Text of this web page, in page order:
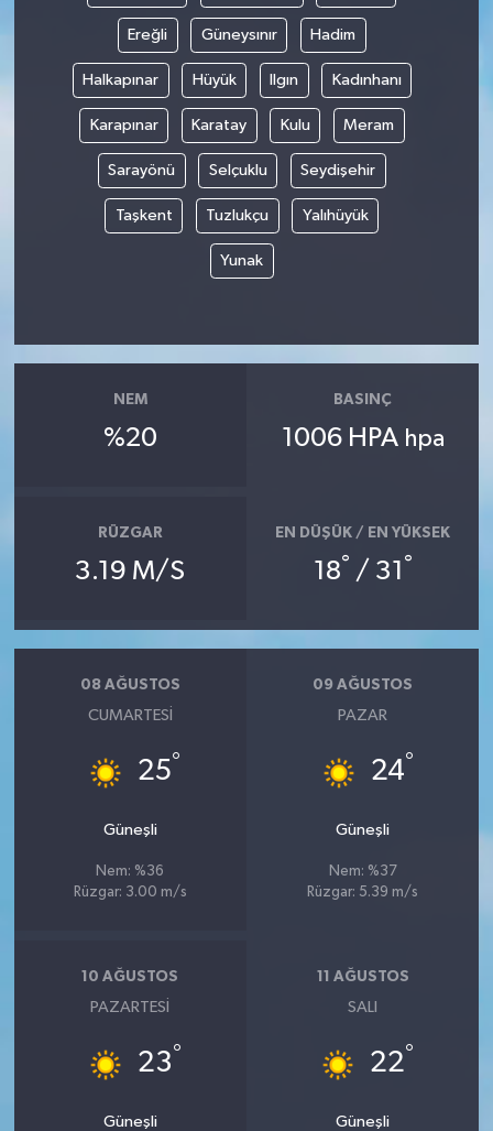
Ereğli Güneysınır Hadim
Halkapınar Hüyük Ilgın Kadınhanı
Karapınar Karatay Kulu Meram
Sarayönü Selçuklu Seydişehir
Taşkent Tuzlukçu Yalıhüyük
Yunak
NEM
%20
BASINÇ
1006 HPA hpa
RÜZGAR
3.19 M/S
EN DÜŞÜK / EN YÜKSEK
18° / 31 °
08 AĞUSTOS
CUMARTESI
25°
Güneşli
Nem: %36
Rüzgar: 3.00 m/s
09 AĞUSTOS
PAZAR
24°
Güneşli
Nem: %37
Rüzgar: 5.39 m/s
10 AĞUSTOS
PAZARTESI
23°
Güneşli
11 AĞUSTOS
SALI
22°
Güneşli